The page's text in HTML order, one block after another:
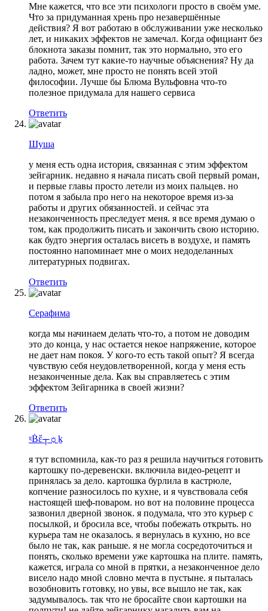
Мне кажется, что все эти психологи просто в своём уме.
Что за придуманная хрень про незавершённые
действия? Я вот работаю в обслуживании уже несколько
лет, и никаких эффектов не замечал. Когда официант без
блокнота заказы помнит, так это нормально, это его
работа. Зачем тут какие-то научные объяснения? Ну да
ладно, может, мне просто не понять всей этой
философии. Лучше бы Блюма Вульфовна что-то
полезное придумала для нашего сервиса
Ответить
Шуша
у меня есть одна история, связанная с этим эффектом
зейгарник. недавно я начала писать свой первый роман,
и первые главы просто летели из моих пальцев. но
потом я забыла про него на некоторое время из-за
работы и других обязанностей. и сейчас эта
незаконченность преследует меня. я все время думаю о
том, как продолжить писать и закончить свою историю.
как будто энергия осталась висеть в воздухе, и память
постоянно напоминает мне о моих недоделанных
литературных подвигах.
Ответить
Серафима
когда мы начинаем делать что-то, а потом не доводим
это до конца, у нас остается некое напряжение, которое
не дает нам покоя. У кого-то есть такой опыт? Я всегда
чувствую себя неудовлетворенной, когда у меня есть
незаконченные дела. Как вы справляетесь с этим
эффектом Зейгарника в своей жизни?
Ответить
ᶣḂἕ┬☼ḵ
я тут вспомнила, как-то раз я решила научиться готовить
картошку по-деревенски. включила видео-рецепт и
принялась за дело. картошка бурлила в кастрюле,
копчение разносилось по кухне, и я чувствовала себя
настоящей шеф-поваром. но вот на половине процесса
зазвонил дверной звонок. я подумала, что это курьер с
посылкой, и бросила все, чтобы побежать открыть. но
курьера там не оказалось. я вернулась в кухню, но все
было не так, как раньше. я не могла сосредоточиться и
понять, сколько времени уже картошка на плите. память,
кажется, играла со мной в прятки, а незаконченное дело
висело надо мной словно мечта в пустыне. я пыталась
возобновить готовку, но увы, все вышло не так, как
задумывалось. так что не бросайте свои картошки на